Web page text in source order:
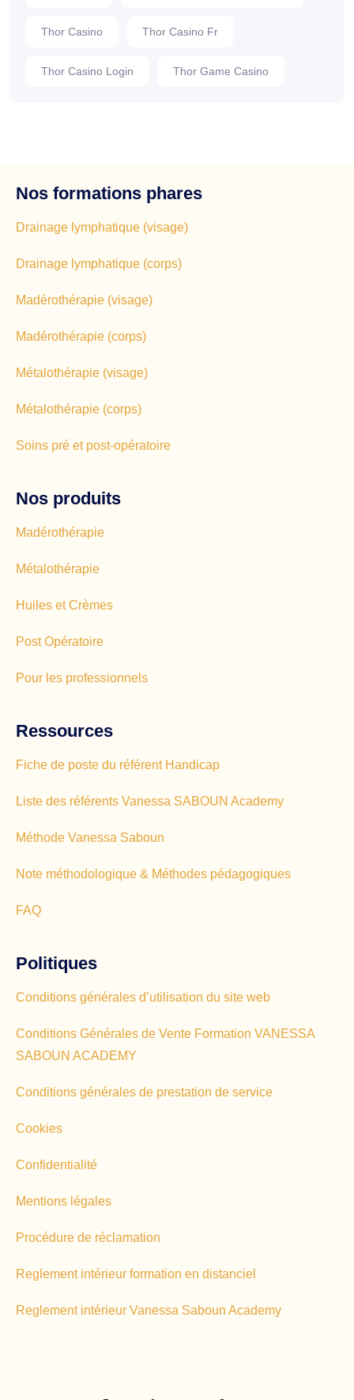
Thor Casino Thor Casino Fr
Thor Casino Login Thor Game Casino
Nos formations phares
Drainage lymphatique (visage)
Drainage lymphatique (corps)
Madérothérapie (visage)
Madérothérapie (corps)
Métalothérapie (visage)
Métalothérapie (corps)
Soins pré et post-opératoire
Nos produits
Madérothérapie
Métalothérapie
Huiles et Crèmes
Post Opératoire
Pour les professionnels
Ressources
Fiche de poste du référent Handicap
Liste des référents Vanessa SABOUN Academy
Méthode Vanessa Saboun
Note méthodologique & Méthodes pédagogiques
FAQ
Politiques
Conditions générales d’utilisation du site web
Conditions Générales de Vente Formation VANESSA
SABOUN ACADEMY
Conditions générales de prestation de service
Cookies
Confidentialité
Mentions légales
Procédure de réclamation
Reglement intérieur formation en distanciel
Reglement intérieur Vanessa Saboun Academy